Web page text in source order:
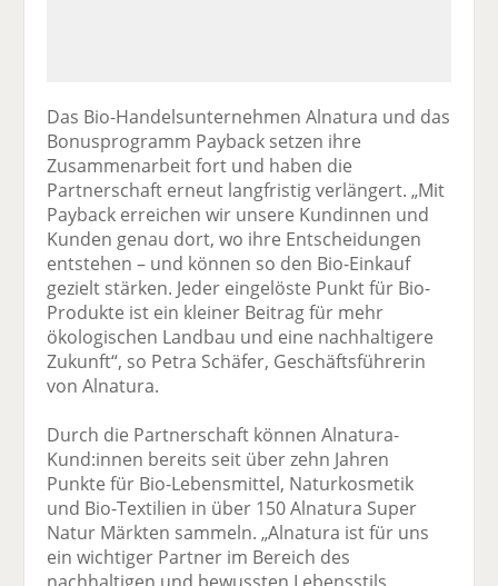
Das Bio-Handelsunternehmen Alnatura und das
Bonusprogramm Payback setzen ihre
Zusammenarbeit fort und haben die
Partnerschaft erneut langfristig verlängert. „Mit
Payback erreichen wir unsere Kundinnen und
Kunden genau dort, wo ihre Entscheidungen
entstehen – und können so den Bio-Einkauf
gezielt stärken. Jeder eingelöste Punkt für Bio-
Produkte ist ein kleiner Beitrag für mehr
ökologischen Landbau und eine nachhaltigere
Zukunft“, so Petra Schäfer, Geschäftsführerin
von Alnatura.
Durch die Partnerschaft können Alnatura-
Kund:innen bereits seit über zehn Jahren
Punkte für Bio-Lebensmittel, Naturkosmetik
und Bio-Textilien in über 150 Alnatura Super
Natur Märkten sammeln. „Alnatura ist für uns
ein wichtiger Partner im Bereich des